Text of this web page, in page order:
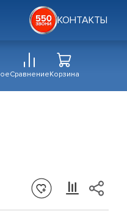
КОНТАКТЫ
СравнениеКорзина